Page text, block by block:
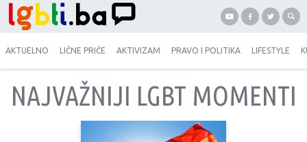
AKTUELNO LIČNE PRIČE AKTIVIZAM PRAVO I POLITIKA LIFESTYLE
NAJVAŽNIJI LGBT MOMENTI